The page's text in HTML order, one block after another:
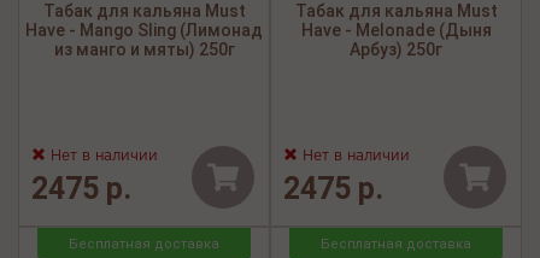
Табак для кальяна Must
Have - Mango Sling (Лимонад
из манго и мяты) 250г
Нет в наличии
2475 р.
Табак для кальяна Must
Have - Melonade (Дыня
Арбуз) 250г
Нет в наличии
2475 р.
Бесплатная доставка Бесплатная доставка